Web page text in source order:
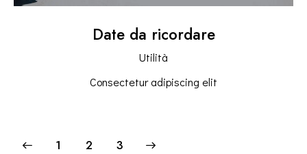
Date da ricordare
Utilità
Consectetur adipiscing elit
1 2 3
>